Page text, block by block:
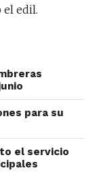
el edil.
para su
el servicio